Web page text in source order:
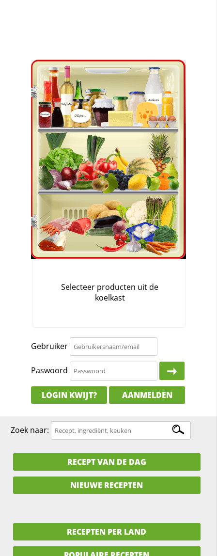
Gebruiker
Paswoord
LOGIN KWIJT? AANMELDEN
Zoek naar:
RECEPT VAN DE DAG
NIEUWE RECEPTEN
RECEPTEN PER LAND